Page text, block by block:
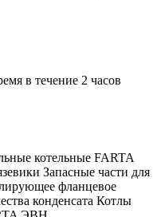
в течение 2 часов
котельные FARTA
Запасные части для
фланцевое
конденсата Котлы